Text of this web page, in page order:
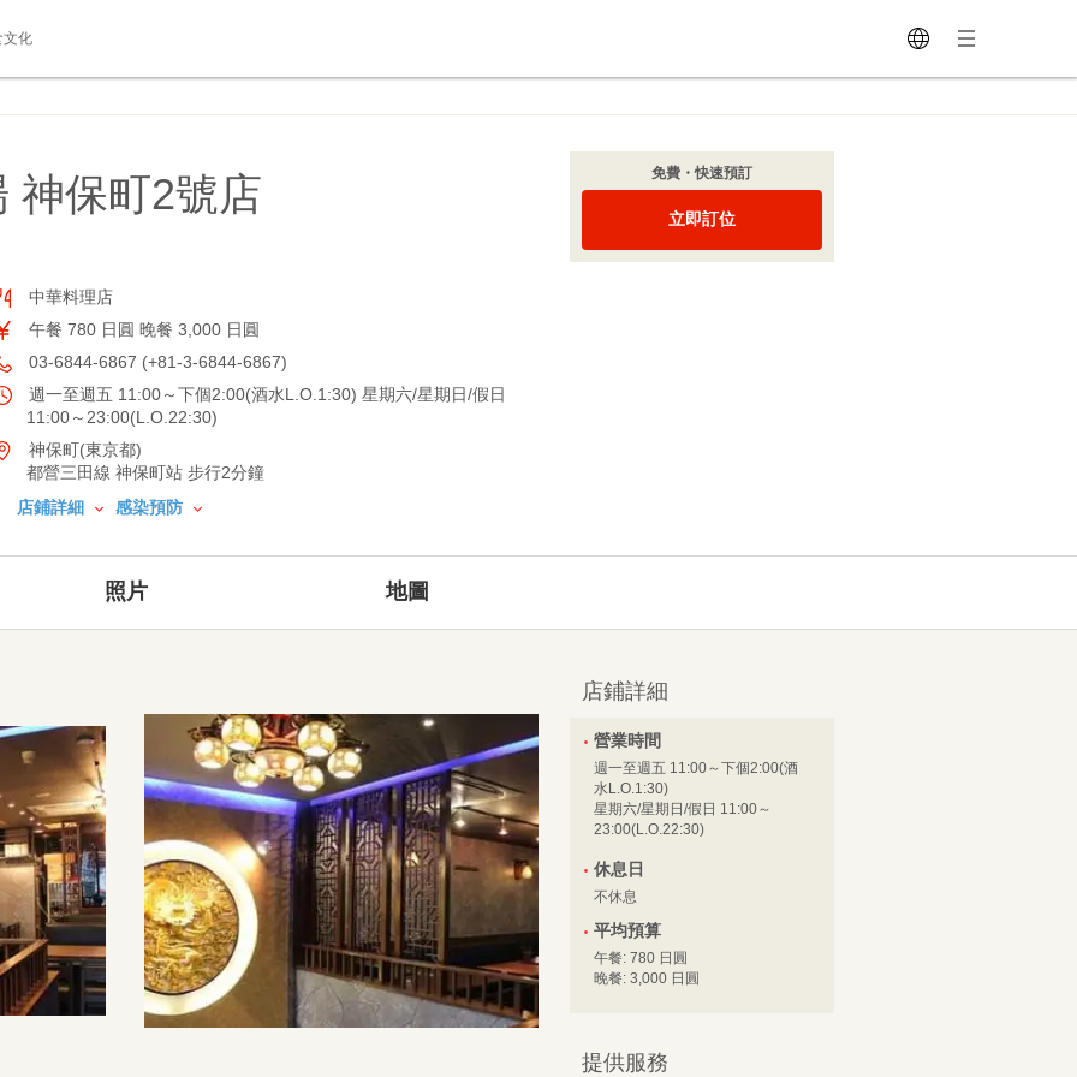
文化
神保町2號店
中華料理店
午餐 780 日圓 晚餐 3,000 日圓
03-6844-6867 (+81-3-6844-6867)
週一至週五 11:00～下個2:00(酒水L.O.1:30) 星期六/星期日/假日
11:00～23:00(L.O.22:30)
神保町(東京都)
都營三田線 神保町站 步行2分鐘
店鋪詳細
感染預防
免費・快速預訂
立即訂位
照片 地圖
店鋪詳細
營業時間
週一至週五 11:00～下個2:00(酒
水L.O.1:30)
星期六/星期日/假日 11:00～
23:00(L.O.22:30)
休息日
不休息
平均預算
午餐: 780 日圓
晚餐: 3,000 日圓
提供服務